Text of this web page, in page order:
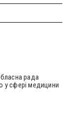
рада
сфері медицини